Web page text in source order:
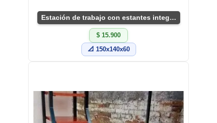
Estación de trabajo con estantes integrados
$ 15.900
📐 150x140x60